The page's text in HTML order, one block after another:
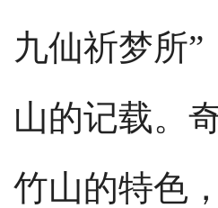
九仙祈梦所
山的记载。
竹山的特色